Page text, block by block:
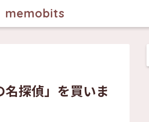
memobits
探偵」を買いま